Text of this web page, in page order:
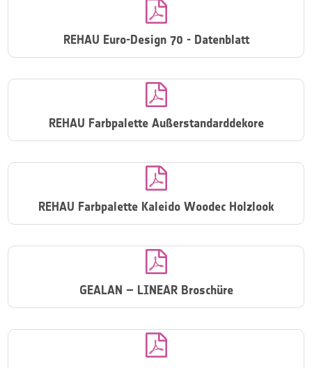

REHAU Euro-Design 70 - Datenblatt

REHAU Farbpalette Außerstandarddekore

REHAU Farbpalette Kaleido Woodec Holzlook

GEALAN – LINEAR Broschüre
